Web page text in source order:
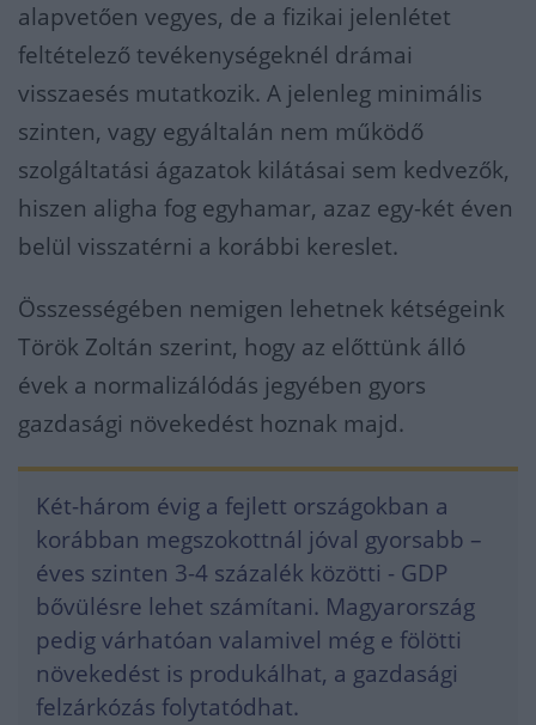
alapvetően vegyes, de a fizikai jelenlétet
feltételező tevékenységeknél drámai
visszaesés mutatkozik. A jelenleg minimális
szinten, vagy egyáltalán nem működő
szolgáltatási ágazatok kilátásai sem kedvezők,
hiszen aligha fog egyhamar, azaz egy-két éven
belül visszatérni a korábbi kereslet.
Összességében nemigen lehetnek kétségeink
Török Zoltán szerint, hogy az előttünk álló
évek a normalizálódás jegyében gyors
gazdasági növekedést hoznak majd.
Két-három évig a fejlett országokban a
korábban megszokottnál jóval gyorsabb –
éves szinten 3-4 százalék közötti - GDP
bővülésre lehet számítani. Magyarország
pedig várhatóan valamivel még e fölötti
növekedést is produkálhat, a gazdasági
felzárkózás folytatódhat.